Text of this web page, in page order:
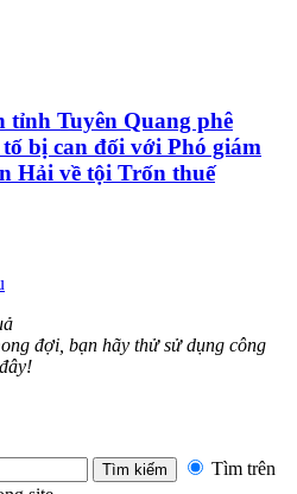
tỉnh Tuyên Quang phê
bị can đối với Phó giám
Hải về tội Trốn thuế
đợi, bạn hãy thử sử dụng công
Tìm trên